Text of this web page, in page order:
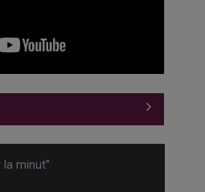
la minut”